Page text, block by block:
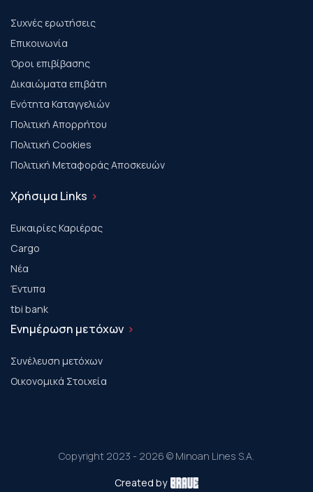
Συχνές ερωτήσεις
Επικοινωνία
Όροι επιβίβασης
Δικαιώματα επιβάτη
Ενότητα Καταγγελιών
Πολιτική Απορρήτου
Πολιτική Cookies
Πολιτική Μεταφοράς Αποσκευών
Χρήσιμα Links
Ευκαιρίες Καριέρας
Cargo
Νέα
Έντυπα
tbi bank
Ενημέρωση μετόχων
Συνέλευση μετόχων
Οικονομικά Στοιχεία
Copyright 2023 - 2026 © Minoan Lines S.A.
Created by